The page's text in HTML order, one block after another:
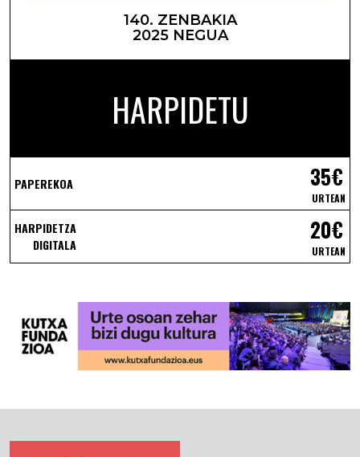
140. ZENBAKIA
2025 NEGUA
HARPIDETU
PAPEREKOA 35€
URTEAN
HARPIDETZA
DIGITALA
20€
URTEAN